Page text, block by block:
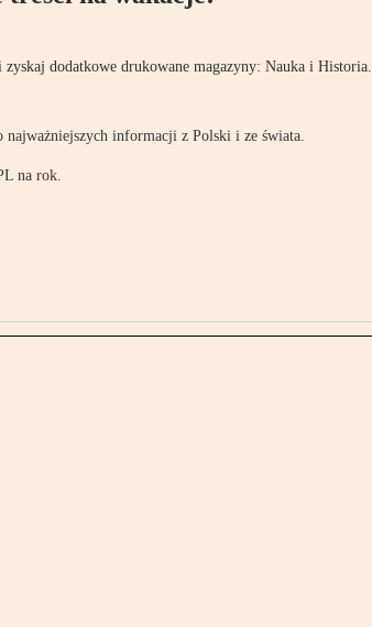
dodatkowe drukowane magazyny: Nauka i Historia.
najważniejszych informacji z Polski i ze świata.
na rok.